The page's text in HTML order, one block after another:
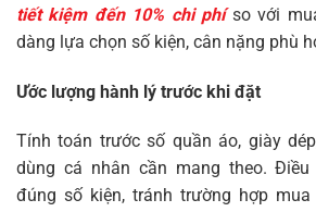
tiết kiệm đến 10% chi phí so với
dàng lựa chọn số kiện, cân nặng phù
Ước lượng hành lý trước khi đặt
Tính toán trước số quần áo, giày
dùng cá nhân cần mang theo.
đúng số kiện, tránh trường hợp